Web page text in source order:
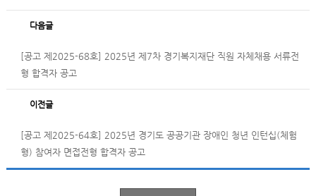
다음글
[공고 제2025-68호] 2025년 제7차 경기복지재단 직원 자체채용 서류전
형 합격자 공고
이전글
[공고 제2025-64호] 2025년 경기도 공공기관 장애인 청년 인턴십(체험
형) 참여자 면접전형 합격자 공고